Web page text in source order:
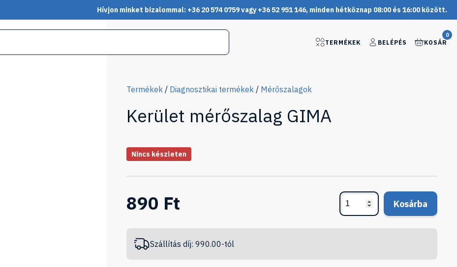
Hívjon minket bizalommal: +36 20 574 0759 vagy +36 52 951 146, minden hétköznap 08:00 és 16:00 között.
TERMÉKEK BELÉPÉS
0
KOSÁR
Termékek / Diagnosztikai termékek / Mérőszalagok
Kerület mérőszalag GIMA
Nincs készleten
890 Ft Kosárba
Szállítás díj: 990.00-tól